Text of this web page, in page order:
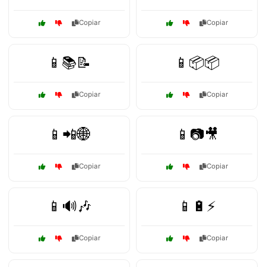
Copiar Copiar
📱📚📝
Copiar
📱📦📦
Copiar
📱📲🌐
Copiar
📱📷🎥
Copiar
📱🔊🎶
Copiar
📱🔋⚡
Copiar